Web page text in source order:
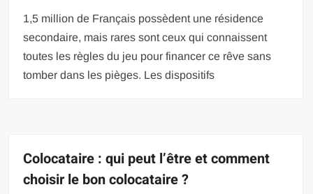
1,5 million de Français possèdent une résidence
secondaire, mais rares sont ceux qui connaissent
toutes les règles du jeu pour financer ce rêve sans
tomber dans les pièges. Les dispositifs
Colocataire : qui peut l’être et comment
choisir le bon colocataire ?